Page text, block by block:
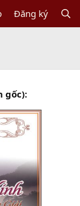
Đăng ký
gốc):